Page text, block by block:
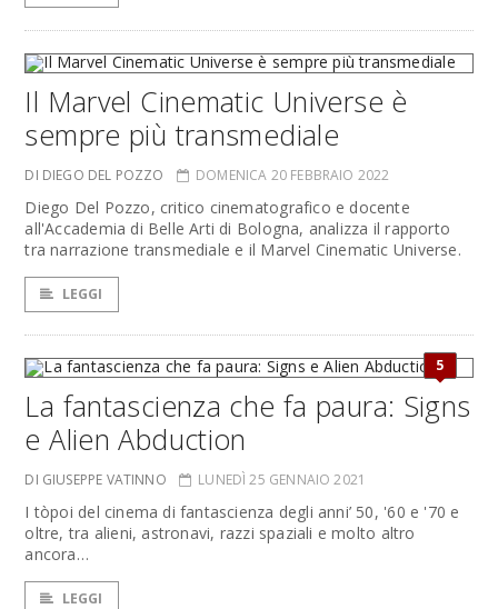
Il Marvel Cinematic Universe è
sempre più transmediale
DI DIEGO DEL POZZO DOMENICA 20 FEBBRAIO 2022
Diego Del Pozzo, critico cinematografico e docente
all'Accademia di Belle Arti di Bologna, analizza il rapporto
tra narrazione transmediale e il Marvel Cinematic Universe.
LEGGI
5
La fantascienza che fa paura: Signs
e Alien Abduction
DI GIUSEPPE VATINNO LUNEDÌ 25 GENNAIO 2021
I tòpoi del cinema di fantascienza degli anni’ 50, '60 e '70 e
oltre, tra alieni, astronavi, razzi spaziali e molto altro
ancora…
LEGGI